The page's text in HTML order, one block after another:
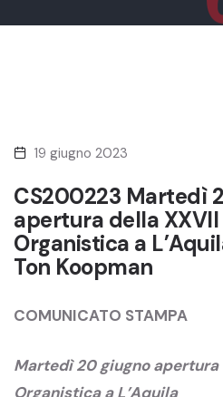
19 giugno 2023
CS200223 Martedì
apertura della XXVII
Organistica a
Ton Koopman
COMUNICATO STAMPA
Martedì 20 giugno apertura
Organistica a L’Aquila